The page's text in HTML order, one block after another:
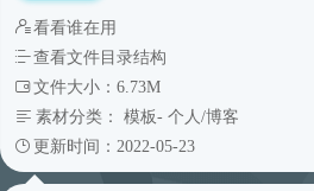
看看谁在用
查看文件目录结构
文件大小：6.73M
素材分类： 模板- 个人/博客
更新时间：2022-05-23